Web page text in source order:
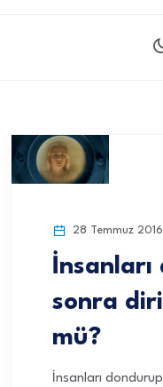
28 Temmuz 2016
sonra
mü?
İnsanları